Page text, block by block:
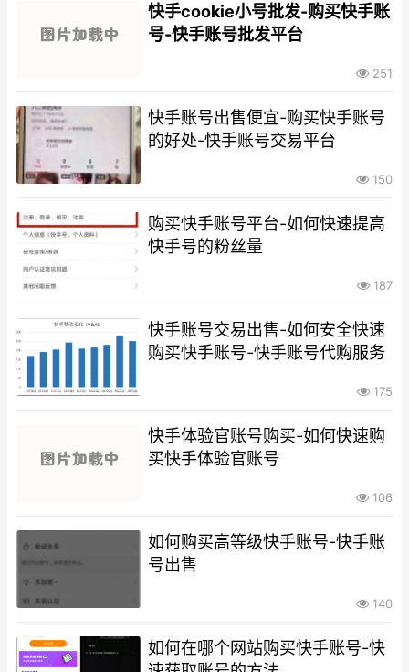
快手cookie小号批发-购买快手账
号-快手账号批发平台
251
快手账号出售便宜-购买快手账号
的好处-快手账号交易平台
150
购买快手账号平台-如何快速提高
快手号的粉丝量
187
快手账号交易出售-如何安全快速
购买快手账号-快手账号代购服务
175
快手体验官账号购买-如何快速购
买快手体验官账号
106
如何购买高等级快手账号-快手账
号出售
140
如何在哪个网站购买快手账号-快